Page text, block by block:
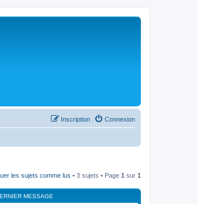
Connexion
Inscription
les sujets comme lus • 3 sujets • Page 1 sur 1
MESSAGE